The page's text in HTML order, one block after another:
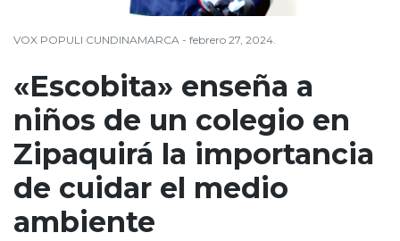
VOX POPULI CUNDINAMARCA - febrero 27, 2024.
«Escobita» enseña a
niños de un colegio en
Zipaquirá la importancia
de cuidar el medio
ambiente